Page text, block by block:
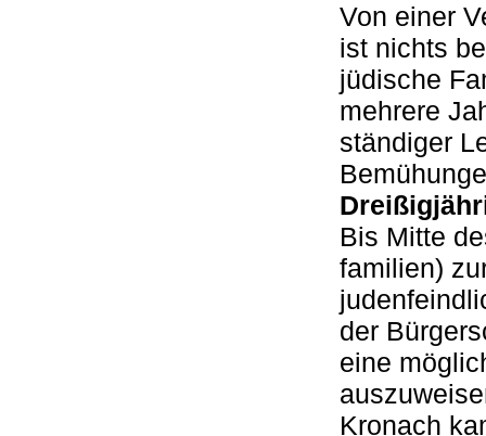
Von einer
ist nichts
jüdische
mehrere
ständiger
Bis Mitte
familien)
der
eine
Kronach